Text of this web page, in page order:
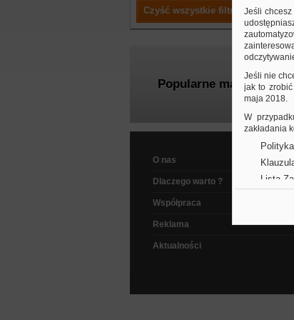
Czyść wszystkie filtry
Popularne marki
O nas
Dlaczego warto ?
Współpraca
Reklama
Aktualności
Jeśli
Jeśli nie
jak to
maja 2018.
W
zakładania
Lista